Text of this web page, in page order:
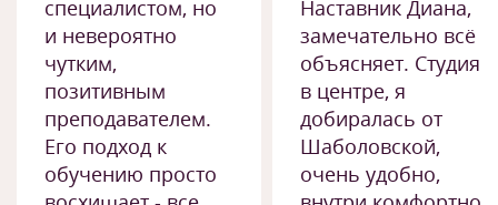
специалистом, но
и невероятно
чутким,
позитивным
преподавателем.
Его подход к
обучению просто
Наставник Диана,
замечательно всё
объясняет. Студия
в центре, я
добиралась от
Шаболовской,
очень удобно,